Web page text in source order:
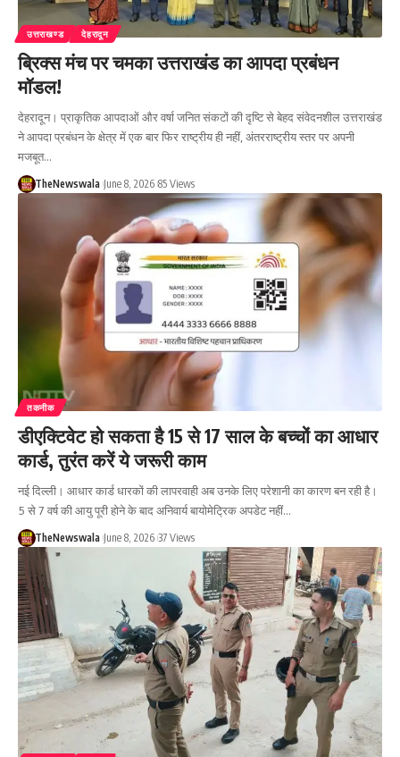
उत्तराखण्ड देहरादून
ब्रिक्स मंच पर चमका उत्तराखंड का आपदा प्रबंधन
मॉडल!
देहरादून। प्राकृतिक आपदाओं और वर्षा जनित संकटों की दृष्टि से बेहद संवेदनशील उत्तराखंड
ने आपदा प्रबंधन के क्षेत्र में एक बार फिर राष्ट्रीय ही नहीं, अंतरराष्ट्रीय स्तर पर अपनी
मजबूत…
TheNewswala June 8, 2026 85 Views
तकनीक
डीएक्टिवेट हो सकता है 15 से 17 साल के बच्चों का आधार
कार्ड, तुरंत करें ये जरूरी काम
नई दिल्ली। आधार कार्ड धारकों की लापरवाही अब उनके लिए परेशानी का कारण बन रही है।
5 से 7 वर्ष की आयु पूरी होने के बाद अनिवार्य बायोमेट्रिक अपडेट नहीं…
TheNewswala June 8, 2026 37 Views